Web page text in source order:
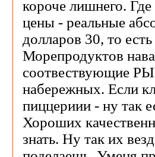
короче лишнего.
цены - реальные
долларов 30, то
Морепродуктов
соотвествующие
набережных. Если
пиццериии - ну так
Хороших
знать. Ну так их